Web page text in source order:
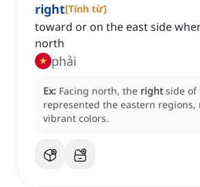
right[Tính từ]
toward or on the east side
north
phải
Ex: Facing north, the right side of
represented the eastern regions,
vibrant colors.